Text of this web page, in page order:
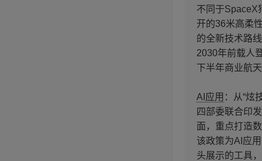
不同于SpaceX
开的36米高柔
的全新技术路
2030年前载人
下半年商业航
AI应用 ：从“炫
四部委联合印
面，重点打造
该政策为AI应
头展示的工具